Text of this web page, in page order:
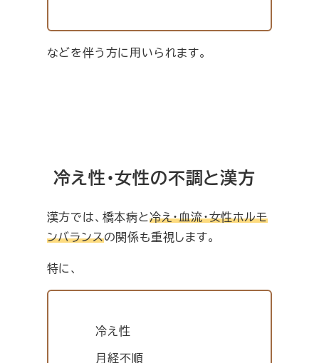
などを伴う方に用いられます。
冷え性・女性の不調と漢方
漢方では、橋本病と冷え・血流・女性ホルモ
ンバランスの関係も重視します。
特に、
冷え性
月経不順